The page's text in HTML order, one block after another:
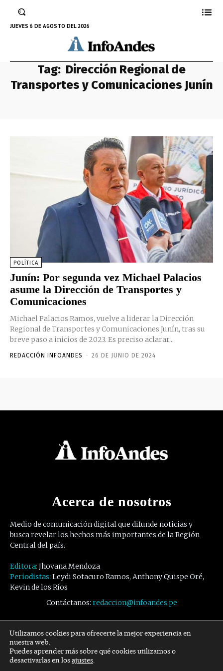
JUEVES 6 DE AGOSTO DEL 2026
Tag: Dirección Regional de
Transportes y Comunicaciones Junín
POLÍTICA
Junín: Por segunda vez Michael Palacios
asume la Dirección de Transportes y
Comunicaciones
Michael Palacios Ramos, vuelve a liderar la Dirección
Regional de Transportes y Comunicaciones Junín, tras su
breve paso a inicios de 2023. Es preciso aclarar...
REDACCIÓN INFOANDES - 26 DE JUNIO DE 2024
Acerca de nosotros
Medio de comunicación digital que difunde noticias y
busca revelar los hechos más importantes de la Región
Central del país.
Editora: Jhovana Mendoza
Periodistas: Leydi Sotacuro Ramos, Anthony Quispe Oré,
Kevin de los Ríos
Contáctanos: redaccion@infoandes.pe
Síguenos
Facebook Twitter Youtube
Utilizamos cookies para ofrecerte la mejor experiencia en
nuestra web.
Puedes aprender más sobre qué cookies utilizamos o
desactivarlas en losajustes.